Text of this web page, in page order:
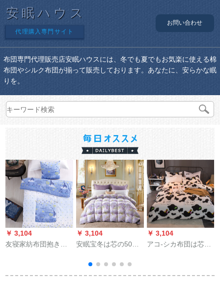
安眠ハウス
代理購入専門サイト
お問い合わせ
布団専門代理販売店安眠ハウスには、冬でも夏でもお気楽に使える棉
布団やシルク布団が揃って販売しております。あなたに、安らかな眠
りを。
￥ 3,104
友寝家紡布団抱き枕
布団自動車旅行腰枕
￥ 3,104
安眠宝冬は芯の50%
毛布団とさせていた
だきます。ロ冬は年
￥ 3,104
アコ-シカ布団は芯に
よりより快适に厚み